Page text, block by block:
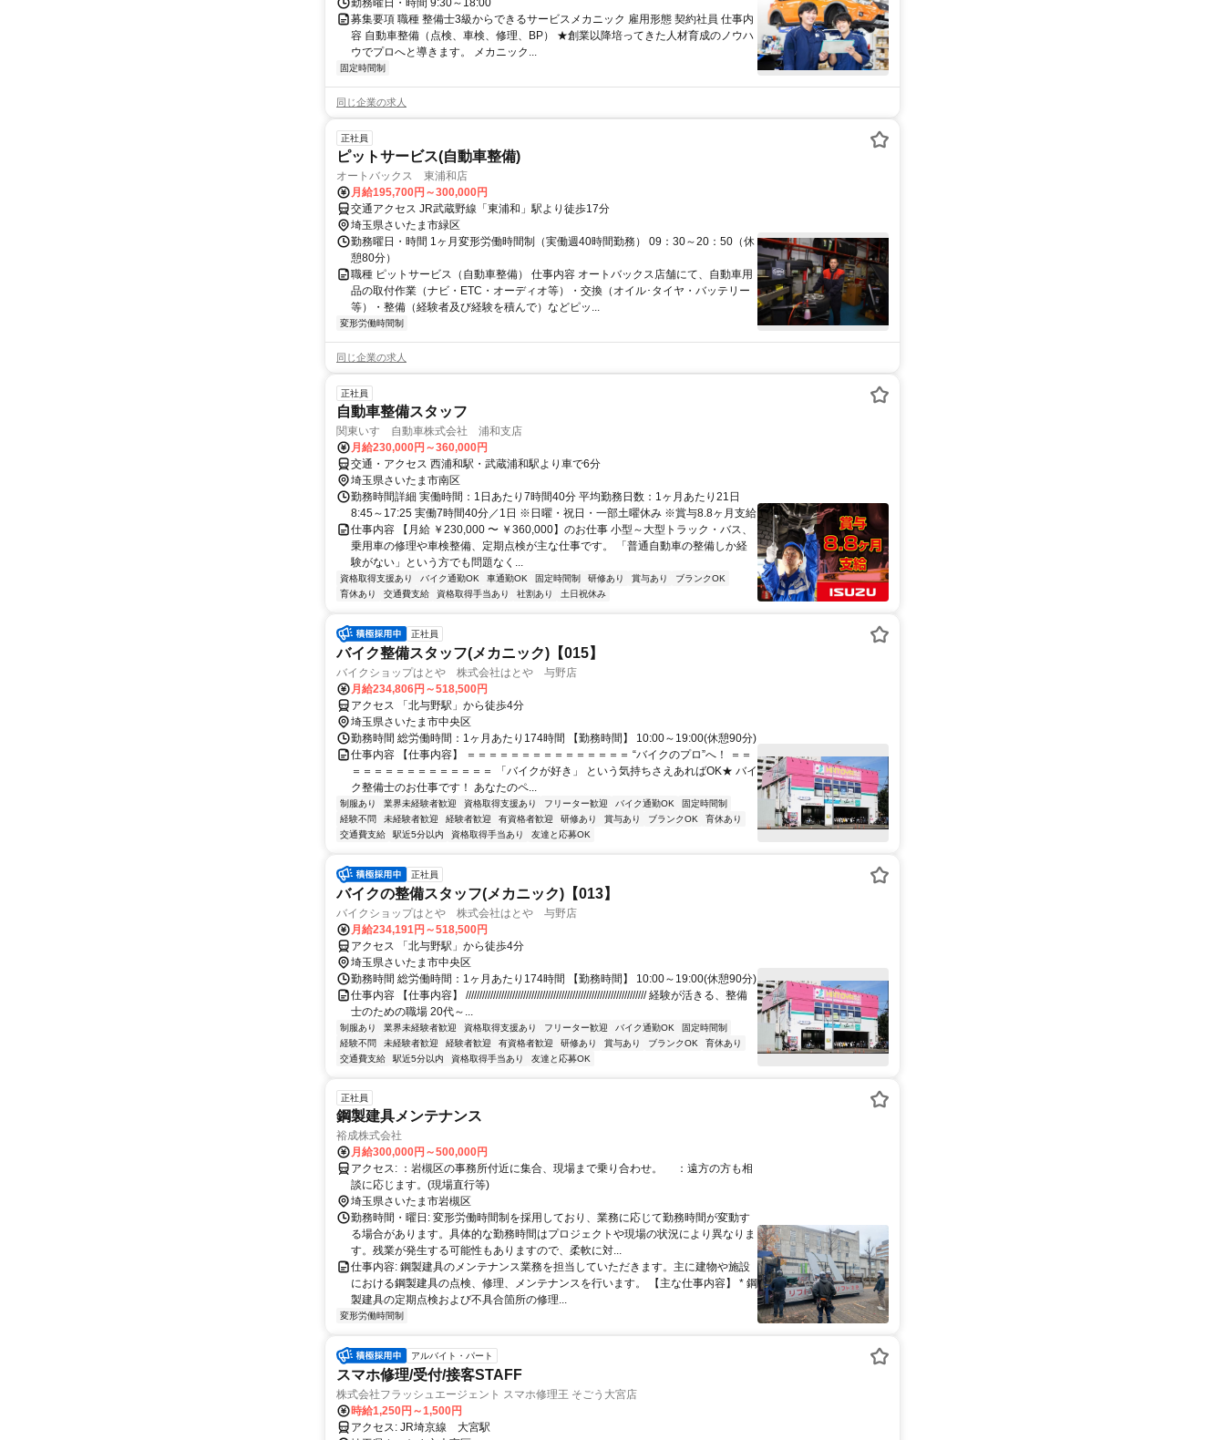
勤務曜日・時間 9:30～18:00
募集要項 職種 整備士3級からできるサービスメカニック 雇用形態 契約社員 仕事内
容 自動車整備（点検、車検、修理、BP） ★創業以降培ってきた人材育成のノウハ
ウでプロへと導きます。 メカニック...
固定時間制
同じ企業の求人
正社員
ピットサービス(自動車整備)
オートバックス 東浦和店
月給195,700円～300,000円
交通アクセス JR武蔵野線「東浦和」駅より徒歩17分
埼玉県さいたま市緑区
勤務曜日・時間 1ヶ月変形労働時間制（実働週40時間勤務） 09：30～20：50（休
憩80分）
職種 ピットサービス（自動車整備） 仕事内容 オートバックス店舗にて、自動車用
品の取付作業（ナビ・ETC・オーディオ等）・交換（オイル･タイヤ・バッテリー
等）・整備（経験者及び経験を積んで）などピッ...
変形労働時間制
同じ企業の求人
正社員
自動車整備スタッフ
関東いすゞ自動車株式会社 浦和支店
月給230,000円～360,000円
交通・アクセス 西浦和駅・武蔵浦和駅より車で6分
埼玉県さいたま市南区
勤務時間詳細 実働時間：1日あたり7時間40分 平均勤務日数：1ヶ月あたり21日
8:45～17:25 実働7時間40分／1日 ※日曜・祝日・一部土曜休み ※賞与8.8ヶ月支給
仕事内容 【月給 ￥230,000 〜 ￥360,000】のお仕事 小型～大型トラック・バス、
乗用車の修理や車検整備、定期点検が主な仕事です。 「普通自動車の整備しか経
験がない」という方でも問題なく...
資格取得支援あり バイク通勤OK 車通勤OK 固定時間制 研修あり 賞与あり
ブランクOK
育休あり
交通費支給 資格取得手当あり 社割あり 土日祝休み
正社員
バイク整備スタッフ(メカニック)【015】
バイクショップはとや 株式会社はとや 与野店
月給234,806円～518,500円
アクセス 「北与野駅」から徒歩4分
埼玉県さいたま市中央区
勤務時間 総労働時間：1ヶ月あたり174時間 【勤務時間】 10:00～19:00(休憩90分)
仕事内容 【仕事内容】 ＝＝＝＝＝＝＝＝＝＝＝＝＝＝＝ “バイクのプロ”へ！ ＝＝
＝＝＝＝＝＝＝＝＝＝＝＝＝ 「バイクが好き」 という気持ちさえあればOK★ バイ
ク整備士のお仕事です！ あなたのペ...
制服あり 業界未経験者歓迎 資格取得支援あり フリーター歓迎 バイク通勤OK
固定時間制
経験不問
未経験者歓迎 経験者歓迎 有資格者歓迎 研修あり 賞与あり ブランクOK
育休あり
交通費支給
駅近5分以内 資格取得手当あり 友達と応募OK
正社員
バイクの整備スタッフ(メカニック)【013】
バイクショップはとや 株式会社はとや 与野店
月給234,191円～518,500円
アクセス 「北与野駅」から徒歩4分
埼玉県さいたま市中央区
勤務時間 総労働時間：1ヶ月あたり174時間 【勤務時間】 10:00～19:00(休憩90分)
仕事内容 【仕事内容】 ////////////////////////////////////////////////////////////////// 経験が活きる、整備
士のための職場 20代～...
制服あり 業界未経験者歓迎 資格取得支援あり フリーター歓迎 バイク通勤OK
固定時間制
経験不問
未経験者歓迎 経験者歓迎 有資格者歓迎 研修あり 賞与あり ブランクOK
育休あり
交通費支給
駅近5分以内 資格取得手当あり 友達と応募OK
正社員
鋼製建具メンテナンス
裕成株式会社
月給300,000円～500,000円
アクセス: ：岩槻区の事務所付近に集合、現場まで乗り合わせ。 ：遠方の方も相
談に応じます。(現場直行等)
埼玉県さいたま市岩槻区
勤務時間・曜日: 変形労働時間制を採用しており、業務に応じて勤務時間が変動す
る場合があります。具体的な勤務時間はプロジェクトや現場の状況により異なりま
す。残業が発生する可能性もありますので、柔軟に対...
仕事内容: 鋼製建具のメンテナンス業務を担当していただきます。主に建物や施設
における鋼製建具の点検、修理、メンテナンスを行います。 【主な仕事内容】 * 鋼
製建具の定期点検および不具合箇所の修理...
変形労働時間制
アルバイト・パート
スマホ修理/受付/接客STAFF
株式会社フラッシュエージェント スマホ修理王 そごう大宮店
時給1,250円～1,500円
アクセス: JR埼京線 大宮駅